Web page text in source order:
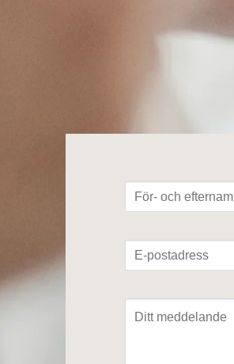
För- och efternamn
E-postadress